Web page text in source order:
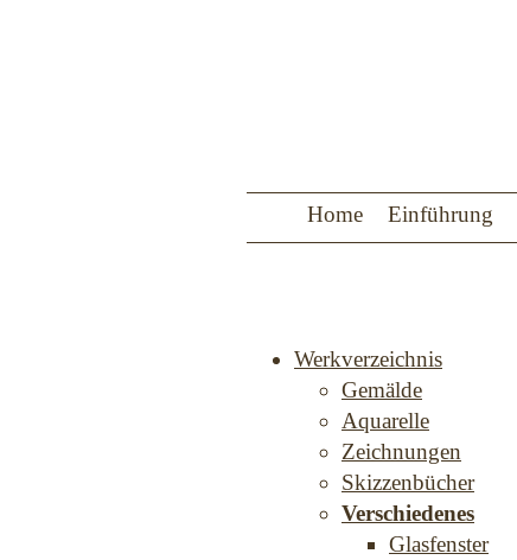
Home Einführung
Werkverzeichnis
Gemälde
Aquarelle
Zeichnungen
Skizzenbücher
Verschiedenes
Glasfenster